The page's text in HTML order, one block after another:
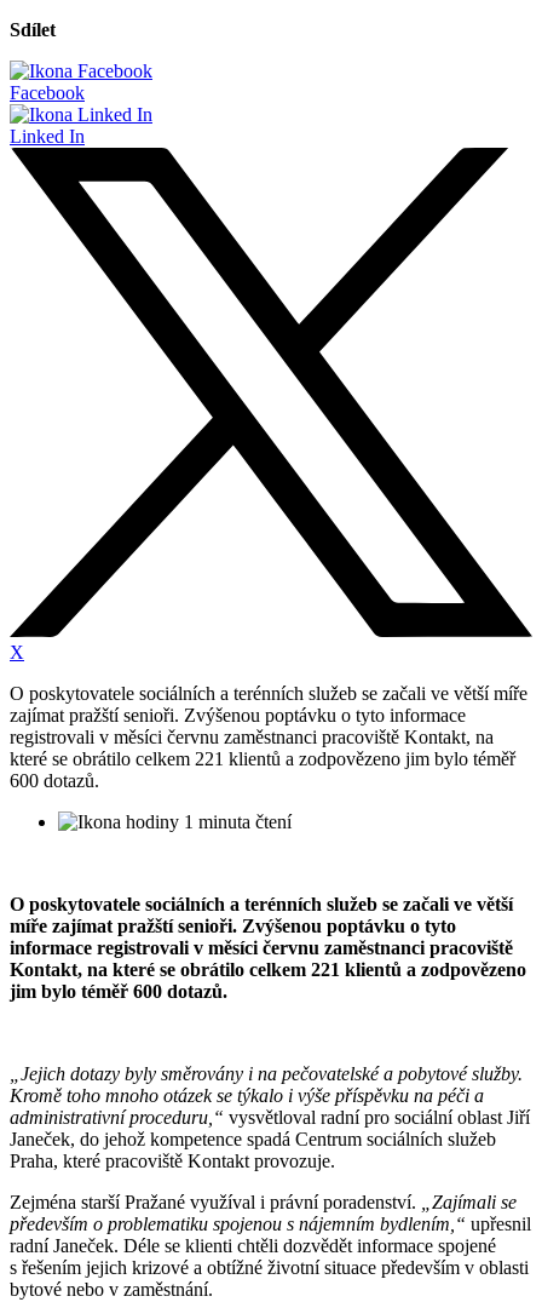
Sdílet
Facebook
Linked In
X
O poskytovatele sociálních a terénních služeb se začali ve větší míře
zajímat pražští senioři. Zvýšenou poptávku o tyto informace
registrovali v měsíci červnu zaměstnanci pracoviště Kontakt, na
které se obrátilo celkem 221 klientů a zodpovězeno jim bylo téměř
600 dotazů.
1 minuta čtení
O poskytovatele sociálních a terénních služeb se začali ve větší
míře zajímat pražští senioři. Zvýšenou poptávku o tyto
informace registrovali v měsíci červnu zaměstnanci pracoviště
Kontakt, na které se obrátilo celkem 221 klientů a zodpovězeno
jim bylo téměř 600 dotazů.
„Jejich dotazy byly směrovány i na pečovatelské a pobytové služby.
Kromě toho mnoho otázek se týkalo i výše příspěvku na péči a
administrativní proceduru,“ vysvětloval radní pro sociální oblast Jiří
Janeček, do jehož kompetence spadá Centrum sociálních služeb
Praha, které pracoviště Kontakt provozuje.
Zejména starší Pražané využíval i právní poradenství. „Zajímali se
především o problematiku spojenou s nájemním bydlením,“ upřesnil
radní Janeček. Déle se klienti chtěli dozvědět informace spojené
s řešením jejich krizové a obtížné životní situace především v oblasti
bytové nebo v zaměstnání.